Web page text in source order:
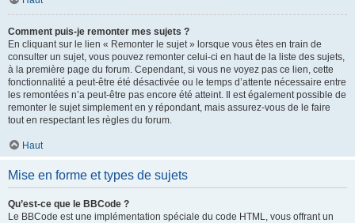
Comment puis-je remonter mes sujets ?
En cliquant sur le lien « Remonter le sujet » lorsque vous êtes en train de
consulter un sujet, vous pouvez remonter celui-ci en haut de la liste des sujets,
à la première page du forum. Cependant, si vous ne voyez pas ce lien, cette
fonctionnalité a peut-être été désactivée ou le temps d’attente nécessaire entre
les remontées n’a peut-être pas encore été atteint. Il est également possible de
remonter le sujet simplement en y répondant, mais assurez-vous de le faire
tout en respectant les règles du forum.
Haut
Mise en forme et types de sujets
Qu’est-ce que le BBCode ?
Le BBCode est une implémentation spéciale du code HTML, vous offrant un